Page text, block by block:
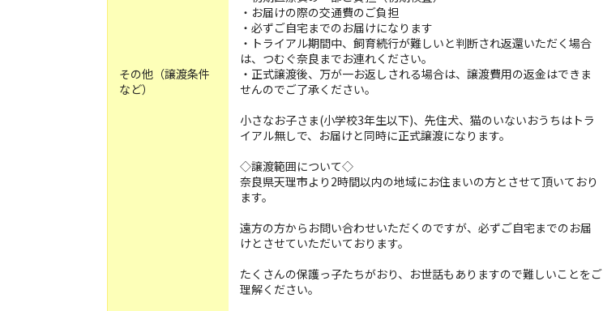
その他（譲渡条件
など）
・お届けの際の交通費のご負担
・必ずご自宅までのお届けになります
・トライアル期間中、飼育続行が難しいと判断され返還いただく場合
は、つむぐ奈良までお連れください。
・正式譲渡後、万が一お返しされる場合は、譲渡費用の返金はできま
せんのでご了承ください。
小さなお子さま(小学校3年生以下)、先住犬、猫のいないおうちはトラ
イアル無しで、お届けと同時に正式譲渡になります。
◇譲渡範囲について◇
奈良県天理市より2時間以内の地域にお住まいの方とさせて頂いており
ます。
遠方の方からお問い合わせいただくのですが、必ずご自宅までのお届
けとさせていただいております。
たくさんの保護っ子たちがおり、お世話もありますので難しいことをご
理解ください。